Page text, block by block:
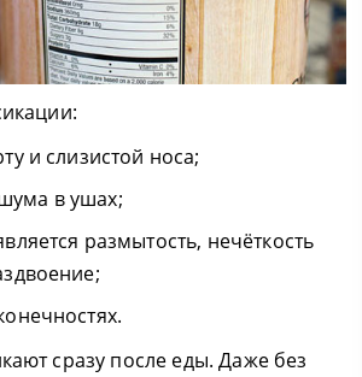
и слизистой носа;
в ушах;
размытость, нечёткость
сразу после еды. Даже без